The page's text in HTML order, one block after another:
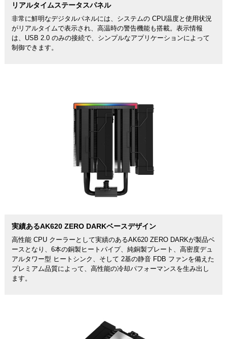
リアルタイムステータスパネル
非常に鮮明なデジタルパネルには、システムの CPU温度と使用状況
がリアルタイムで表示され、高温時の警告機能も搭載。表示情報
は、USB 2.0 のみの接続で、シンプルなアプリケーションによって
制御できます。
実績あるAK620 ZERO DARKベースデザイン
高性能 CPU クーラーとして実績のあるAK620 ZERO DARKが製品ベ
ースとなり、6本の銅製ヒートパイプ、純銅製プレート、高密度デュ
アルタワー型 ヒートシンク、そして 2基の静音 FDB ファンを備えた
プレミアム品質によって、高性能の冷却パフォーマンスを生み出し
ます。